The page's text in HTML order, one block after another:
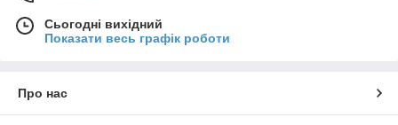
Сьогодні вихідний
Показати весь графік роботи
Про нас